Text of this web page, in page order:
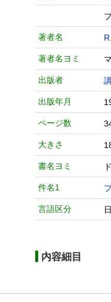
著者名
著者名ヨミ
出版者
出版年月
ページ数
大きさ
書名ヨミ
件名1
言語区分
内容細目